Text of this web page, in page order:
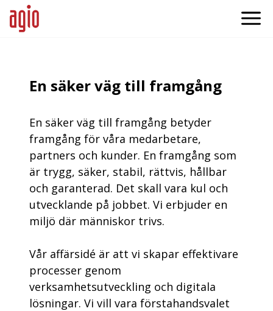
En säker väg till framgång
En säker väg till framgång betyder
framgång för våra medarbetare,
partners och kunder. En framgång som
är trygg, säker, stabil, rättvis, hållbar
och garanterad. Det skall vara kul och
utvecklande på jobbet. Vi erbjuder en
miljö där människor trivs.
Vår affärsidé är att vi skapar effektivare
processer genom
verksamhetsutveckling och digitala
lösningar​. Vi vill vara förstahandsvalet